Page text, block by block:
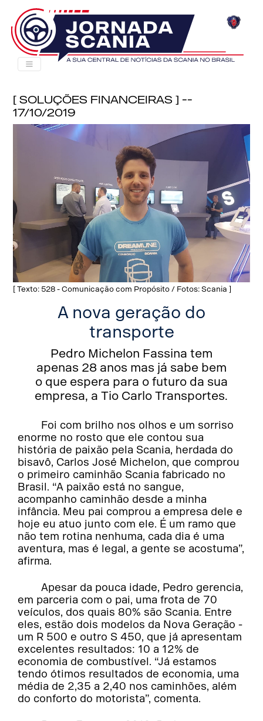
[ Soluções Financeiras ] --
17/10/2019
[ Texto: 528 - Comunicação com Propósito / Fotos: Scania ]
A nova geração do
transporte
Pedro Michelon Fassina tem
apenas 28 anos mas já sabe bem
o que espera para o futuro da sua
empresa, a Tio Carlo Transportes.
Foi com brilho nos olhos e um sorriso
enorme no rosto que ele contou sua
história de paixão pela Scania, herdada do
bisavô, Carlos José Michelon, que comprou
o primeiro caminhão Scania fabricado no
Brasil. “A paixão está no sangue,
acompanho caminhão desde a minha
infância. Meu pai comprou a empresa dele e
hoje eu atuo junto com ele. É um ramo que
não tem rotina nenhuma, cada dia é uma
aventura, mas é legal, a gente se acostuma”,
afirma.
Apesar da pouca idade, Pedro gerencia,
em parceria com o pai, uma frota de 70
veículos, dos quais 80% são Scania. Entre
eles, estão dois modelos da Nova Geração -
um R 500 e outro S 450, que já apresentam
excelentes resultados: 10 a 12% de
economia de combustível. “Já estamos
tendo ótimos resultados de economia, uma
média de 2,35 a 2,40 nos caminhões, além
do conforto do motorista”, comenta.